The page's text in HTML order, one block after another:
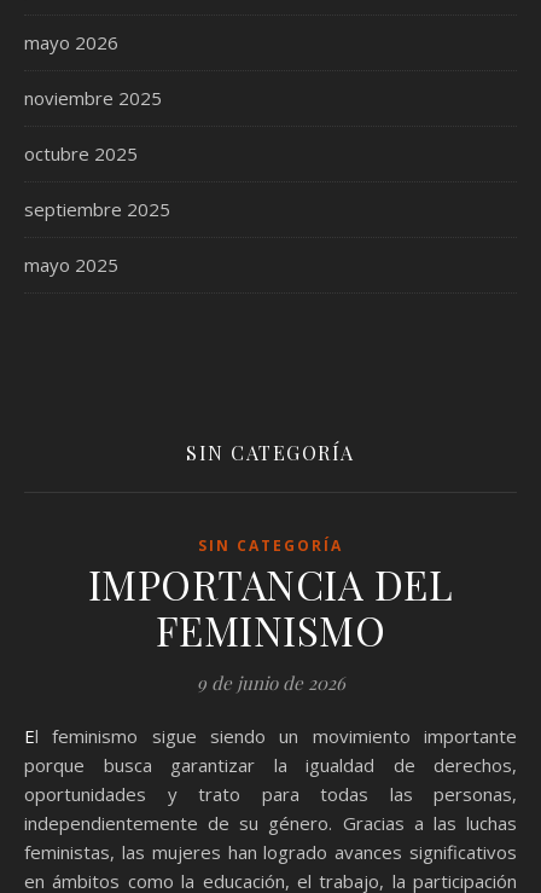
mayo 2026
noviembre 2025
octubre 2025
septiembre 2025
mayo 2025
SIN CATEGORÍA
SIN CATEGORÍA
IMPORTANCIA DEL
FEMINISMO
9 de junio de 2026
El feminismo sigue siendo un movimiento importante
porque busca garantizar la igualdad de derechos,
oportunidades y trato para todas las personas,
independientemente de su género. Gracias a las luchas
feministas, las mujeres han logrado avances significativos
en ámbitos como la educación, el trabajo, la participación